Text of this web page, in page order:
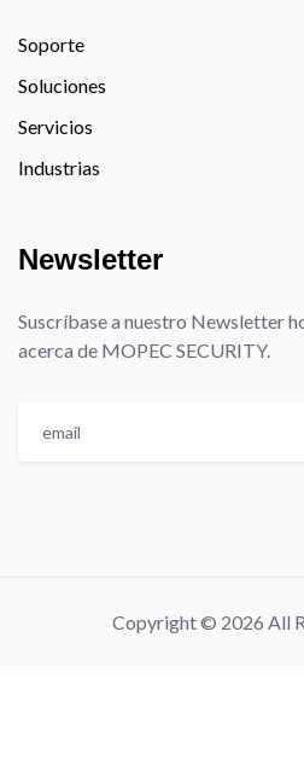
Soporte
Soluciones
Servicios
Industrias
Newsletter
Suscríbase a nuestro Newsletter
acerca de MOPEC SECURITY.
Copyright © 2026 All